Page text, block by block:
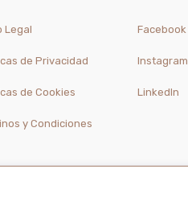
Legal
de Privacidad
de Cookies
y Condiciones
Facebook
Instagram
LinkedIn